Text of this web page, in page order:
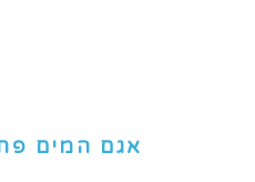
אגם המים